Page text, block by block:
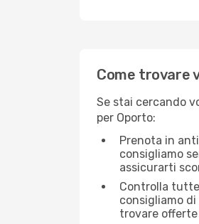
Come trovare
Se stai cercando
per Oporto:
Prenota in
consigliamo
assicurarti
Controlla
consigliamo
trovare